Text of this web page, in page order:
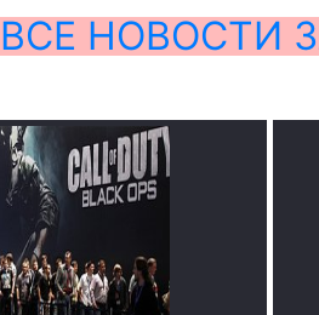
ВСЕ НОВОСТИ